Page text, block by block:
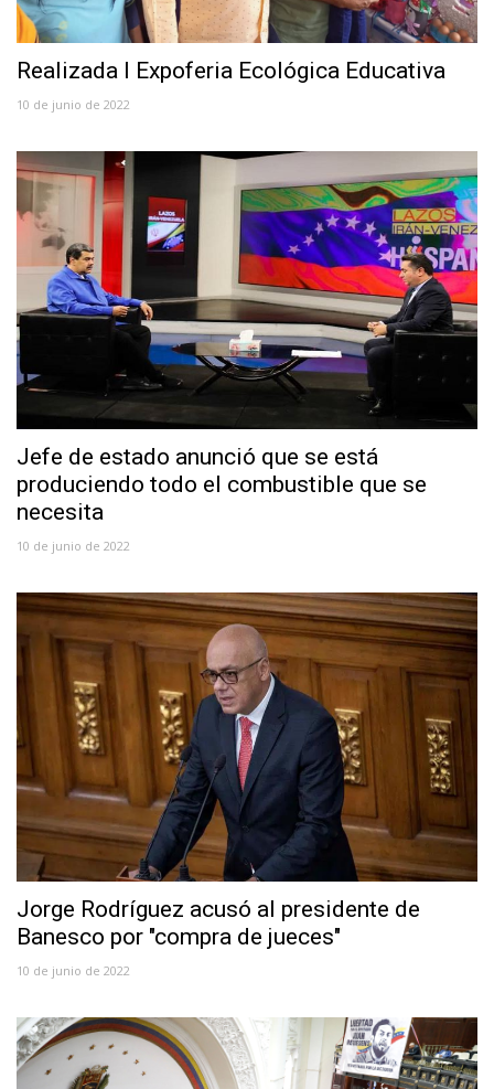
Realizada I Expoferia Ecológica Educativa
10 de junio de 2022
Jefe de estado anunció que se está
produciendo todo el combustible que se
necesita
10 de junio de 2022
Jorge Rodríguez acusó al presidente de
Banesco por "compra de jueces"
10 de junio de 2022